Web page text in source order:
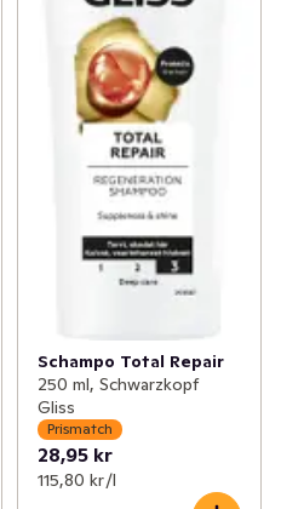
Schampo Total Repair
250 ml, Schwarzkopf
Gliss
Prismatch
28,95 kr
115,80 kr /l